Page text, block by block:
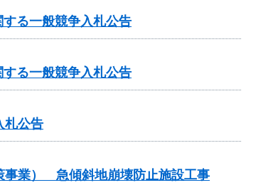
る一般競争入札公告
る一般競争入札公告
札公告
事業） 急傾斜地崩壊防止施設工事